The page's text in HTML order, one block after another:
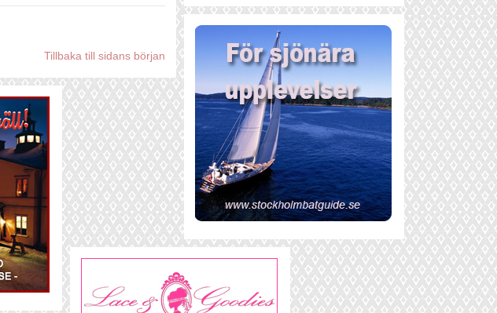
Tillbaka till sidans början